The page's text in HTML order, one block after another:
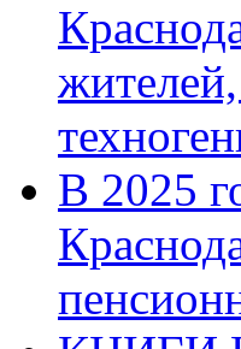
В 2025